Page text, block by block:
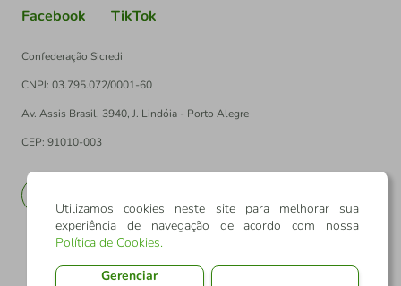
Facebook TikTok
Confederação Sicredi
CNPJ: 03.795.072/0001-60
Av. Assis Brasil, 3940, J. Lindóia - Porto Alegre
CEP: 91010-003
Utilizamos cookies neste site para melhorar sua
experiência de navegação de acordo com nossa
Política de Cookies.
Gerenciar